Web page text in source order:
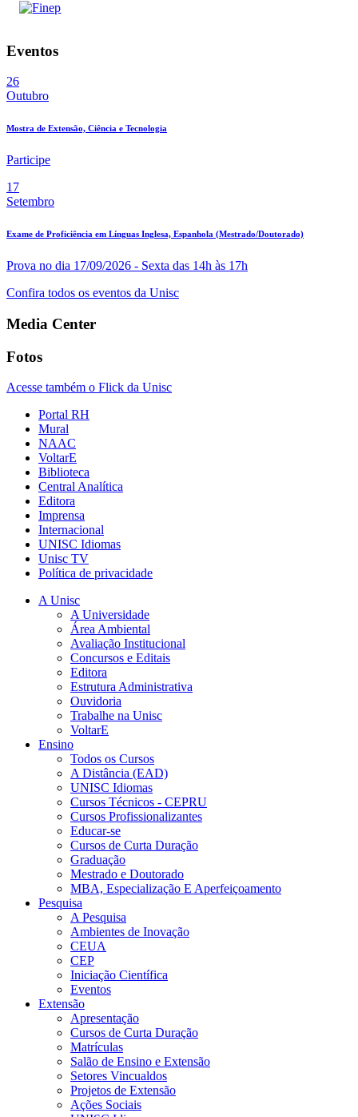
Eventos
26
Outubro
Mostra de Extensão, Ciência e Tecnologia
Participe
17
Setembro
Exame de Proficiência em Línguas Inglesa, Espanhola (Mestrado/Doutorado)
Prova no dia 17/09/2026 - Sexta das 14h às 17h
Confira todos os eventos da Unisc
Media Center
Fotos
Acesse também o Flick da Unisc
Portal RH
Mural
NAAC
VoltarE
Biblioteca
Central Analítica
Editora
Imprensa
Internacional
UNISC Idiomas
Unisc TV
Política de privacidade
A Unisc
A Universidade
Área Ambiental
Avaliação Institucional
Concursos e Editais
Editora
Estrutura Administrativa
Ouvidoria
Trabalhe na Unisc
VoltarE
Ensino
Todos os Cursos
A Distância (EAD)
UNISC Idiomas
Cursos Técnicos - CEPRU
Cursos Profissionalizantes
Educar-se
Cursos de Curta Duração
Graduação
Mestrado e Doutorado
MBA, Especialização E Aperfeiçoamento
Pesquisa
A Pesquisa
Ambientes de Inovação
CEUA
CEP
Iniciação Científica
Eventos
Extensão
Apresentação
Cursos de Curta Duração
Matrículas
Salão de Ensino e Extensão
Setores Vincualdos
Projetos de Extensão
Ações Sociais